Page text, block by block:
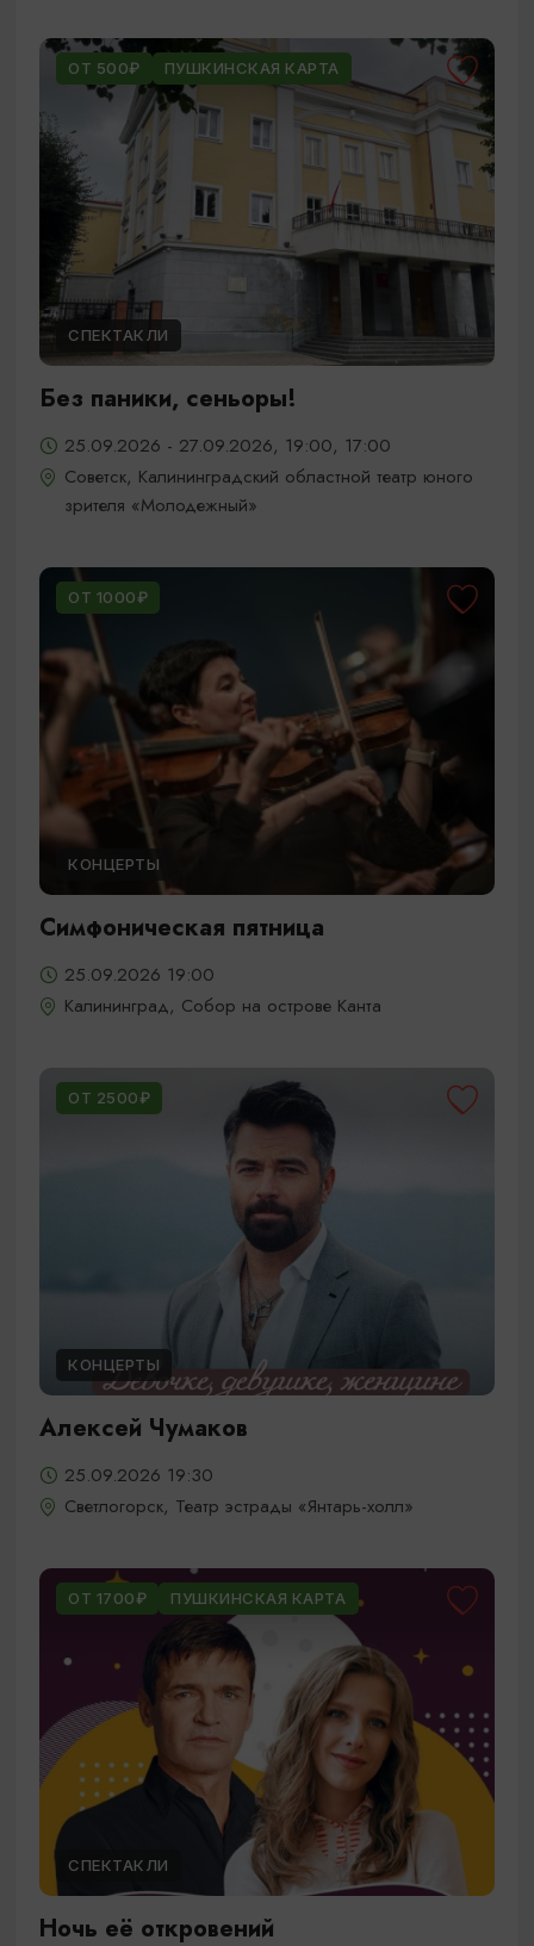
ОТ 500₽ ПУШКИНСКАЯ КАРТА
СПЕКТАКЛИ
Без паники, сеньоры!
25.09.2026 - 27.09.2026, 19:00, 17:00
Советск, Калининградский областной театр юного
зрителя «Молодежный»
ОТ 1000₽
КОНЦЕРТЫ
Симфоническая пятница
25.09.2026 19:00
Калининград, Собор на острове Канта
ОТ 2500₽
КОНЦЕРТЫ
Алексей Чумаков
25.09.2026 19:30
Светлогорск, Театр эстрады «Янтарь-холл»
ОТ 1700₽ ПУШКИНСКАЯ КАРТА
СПЕКТАКЛИ
Ночь её откровений